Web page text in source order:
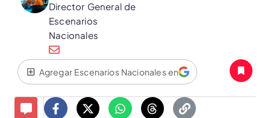
Director General de
Escenarios
Nacionales
Agregar Escenarios Nacionales en